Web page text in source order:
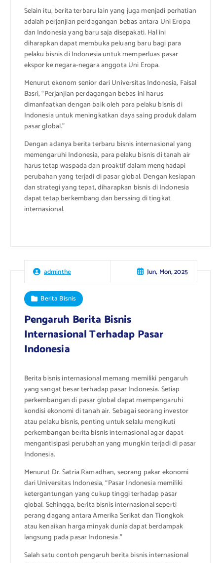
Selain itu, berita terbaru lain yang juga menjadi perhatian
adalah perjanjian perdagangan bebas antara Uni Eropa
dan Indonesia yang baru saja disepakati. Hal ini
diharapkan dapat membuka peluang baru bagi para
pelaku bisnis di Indonesia untuk memperluas pasar
ekspor ke negara-negara anggota Uni Eropa.
Menurut ekonom senior dari Universitas Indonesia, Faisal
Basri, “Perjanjian perdagangan bebas ini harus
dimanfaatkan dengan baik oleh para pelaku bisnis di
Indonesia untuk meningkatkan daya saing produk dalam
pasar global.”
Dengan adanya berita terbaru bisnis internasional yang
memengaruhi Indonesia, para pelaku bisnis di tanah air
harus tetap waspada dan proaktif dalam menghadapi
perubahan yang terjadi di pasar global. Dengan kesiapan
dan strategi yang tepat, diharapkan bisnis di Indonesia
dapat tetap berkembang dan bersaing di tingkat
internasional.
adminthe Jun, Mon, 2025
Berita Bisnis
Pengaruh Berita Bisnis
Internasional Terhadap Pasar
Indonesia
Berita bisnis internasional memang memiliki pengaruh
yang sangat besar terhadap pasar Indonesia. Setiap
perkembangan di pasar global dapat mempengaruhi
kondisi ekonomi di tanah air. Sebagai seorang investor
atau pelaku bisnis, penting untuk selalu mengikuti
perkembangan berita bisnis internasional agar dapat
mengantisipasi perubahan yang mungkin terjadi di pasar
Indonesia.
Menurut Dr. Satria Ramadhan, seorang pakar ekonomi
dari Universitas Indonesia, “Pasar Indonesia memiliki
ketergantungan yang cukup tinggi terhadap pasar
global. Sehingga, berita bisnis internasional seperti
perang dagang antara Amerika Serikat dan Tiongkok
atau kenaikan harga minyak dunia dapat berdampak
langsung pada pasar Indonesia.”
Salah satu contoh pengaruh berita bisnis internasional